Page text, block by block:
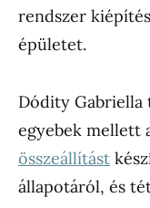
rendszer
épületet.
Dódity Gabriella
egyebek mellett
összeállítást
állapotáról, és